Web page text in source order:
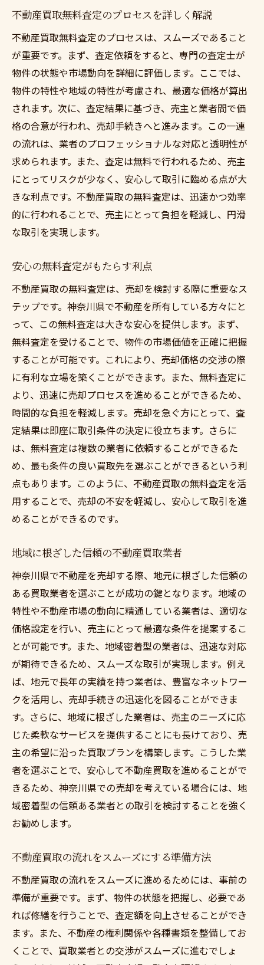
川県で
無料査定の信頼性を検証する方法
安心の売却を支える査定の活用法
売却に向けた無料査定の活用事例
神奈川県の市場動向に基づく査定方法
安心感を得るための査定比較の仕方
不動産売却を成功させる無料査定のポイン
ト
神奈川県での不動産買取プロセススムーズな取
引を目指そう
不動産買取プロセスの全体像を把握しよう
スムーズな取引を進めるための事前準備
神奈川県での買取に適したタイミング
プロセスを効率化するための連携方法
売主の不安を解消するためのサポート体制
神奈川県で叶う安心の不動産買取無料査定のス
テップ
無料査定の申し込みから売却までの流れ
安心の査定を受けるための情報提供
査定結果を理解し、次のステップへ進もう
不動産買取の専門家に依頼するメリット
スムーズな取引を実現するプロのアドバイ
ス
神奈川県の市場に合った売却戦略
不動産買取の秘密プライバシー重視の査定サー
プライバシーを守る査定サービスの特徴
神奈川県で選ぶべき安心の買取サービス
匿名性が高い不動産買取の利点
秘密保持のための契約ポイント
個人情報保護に優れた査定プロセス
プライバシーを守るための注意点
迅速な不動産買取を神奈川県で実現する査定方
法
迅速対応の査定で得られるメリット
神奈川県で早期売却を狙う査定の選び方
迅速なプロセスを確保するための準備
査定から売却までのスピードを高める方法
時間を無駄にしない査定のステップ
迅速な現金化を目指すための査定戦略
神奈川県で不動産買取の無料査定を受ける利点
費用対効果の高い査定サービス
神奈川県の市場を理解するための第一歩
無料査定を通じて得られる安心感
売却計画を立てるための基礎情報
不動産買取無料査定のプロセスを詳しく解説
不動産買取無料査定のプロセスは、スムーズであること
が重要です。まず、査定依頼をすると、専門の査定士が
物件の状態や市場動向を詳細に評価します。ここでは、
物件の特性や地域の特性が考慮され、最適な価格が算出
されます。次に、査定結果に基づき、売主と業者間で価
格の合意が行われ、売却手続きへと進みます。この一連
の流れは、業者のプロフェッショナルな対応と透明性が
求められます。また、査定は無料で行われるため、売主
にとってリスクが少なく、安心して取引に臨める点が大
きな利点です。不動産買取の無料査定は、迅速かつ効率
的に行われることで、売主にとって負担を軽減し、円滑
な取引を実現します。
安心の無料査定がもたらす利点
不動産買取の無料査定は、売却を検討する際に重要なス
テップです。神奈川県で不動産を所有している方々にと
って、この無料査定は大きな安心を提供します。まず、
無料査定を受けることで、物件の市場価値を正確に把握
することが可能です。これにより、売却価格の交渉の際
に有利な立場を築くことができます。また、無料査定に
より、迅速に売却プロセスを進めることができるため、
時間的な負担を軽減します。売却を急ぐ方にとって、査
定結果は即座に取引条件の決定に役立ちます。さらに
は、無料査定は複数の業者に依頼することができるた
め、最も条件の良い買取先を選ぶことができるという利
点もあります。このように、不動産買取の無料査定を活
用することで、売却の不安を軽減し、安心して取引を進
めることができるのです。
地域に根ざした信頼の不動産買取業者
神奈川県で不動産を売却する際、地元に根ざした信頼の
ある買取業者を選ぶことが成功の鍵となります。地域の
特性や不動産市場の動向に精通している業者は、適切な
価格設定を行い、売主にとって最適な条件を提案するこ
とが可能です。また、地域密着型の業者は、迅速な対応
が期待できるため、スムーズな取引が実現します。例え
ば、地元で長年の実績を持つ業者は、豊富なネットワー
クを活用し、売却手続きの迅速化を図ることができま
す。さらに、地域に根ざした業者は、売主のニーズに応
じた柔軟なサービスを提供することにも長けており、売
主の希望に沿った買取プランを構築します。こうした業
者を選ぶことで、安心して不動産買取を進めることがで
きるため、神奈川県での売却を考えている場合には、地
域密着型の信頼ある業者との取引を検討することを強く
お勧めします。
不動産買取の流れをスムーズにする準備方法
不動産買取の流れをスムーズに進めるためには、事前の
準備が重要です。まず、物件の状態を把握し、必要であ
れば修繕を行うことで、査定額を向上させることができ
ます。また、不動産の権利関係や各種書類を整備してお
くことで、買取業者との交渉がスムーズに進むでしょ